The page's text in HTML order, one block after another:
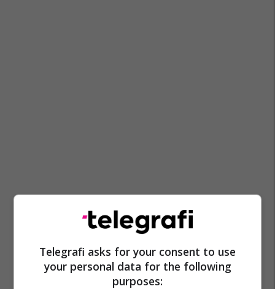
Arbër Zeneli Superliga E Turqisë
Transferimet
Telegrafi asks for your consent to use
your personal data for the following
purposes: